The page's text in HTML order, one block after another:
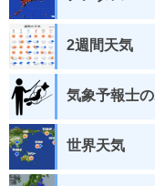
2週間天気
気象予報士
世界天気